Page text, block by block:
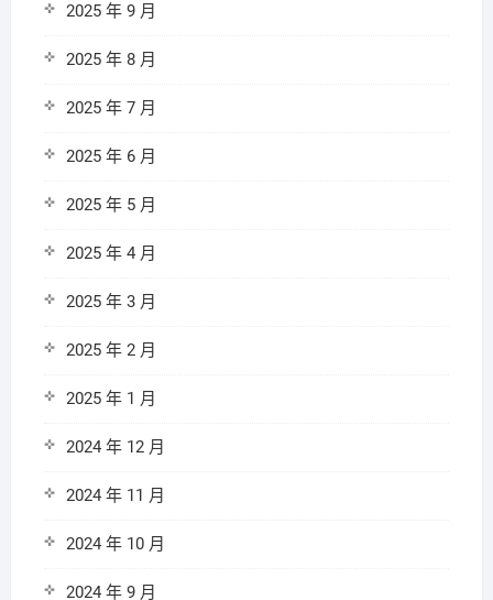
2025 年 9 月
2025 年 8 月
2025 年 7 月
2025 年 6 月
2025 年 5 月
2025 年 4 月
2025 年 3 月
2025 年 2 月
2025 年 1 月
2024 年 12 月
2024 年 11 月
2024 年 10 月
2024 年 9 月